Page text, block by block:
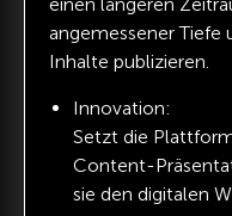
angemessener Tiefe
Inhalte publizieren.
Innovation:
Setzt die
Content-
sie den digitalen